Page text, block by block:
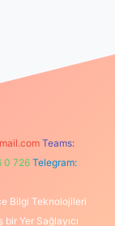
Teams:
0 726 Telegram:
Bilgi Teknolojileri
Yer Sağlayıcı